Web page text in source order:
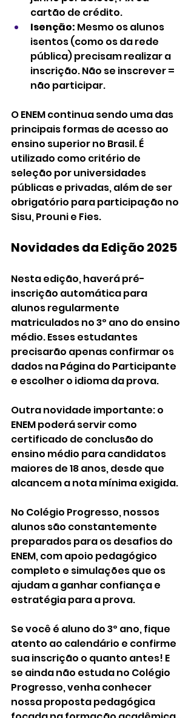
cartão de crédito.
Isenção: Mesmo os alunos
isentos (como os da rede
pública) precisam realizar a
inscrição. Não se inscrever =
não participar.
O ENEM continua sendo uma das
principais formas de acesso ao
ensino superior no Brasil. É
utilizado como critério de
seleção por universidades
públicas e privadas, além de ser
obrigatório para participação no
Sisu, Prouni e Fies.
Novidades da Edição 2025
Nesta edição, haverá pré-
inscrição automática para
alunos regularmente
matriculados no 3º ano do ensino
médio. Esses estudantes
precisarão apenas confirmar os
dados na Página do Participante
e escolher o idioma da prova.
Outra novidade importante: o
ENEM poderá servir como
certificado de conclusão do
ensino médio para candidatos
maiores de 18 anos, desde que
alcancem a nota mínima exigida.
No Colégio Progresso, nossos
alunos são constantemente
preparados para os desafios do
ENEM, com apoio pedagógico
completo e simulações que os
ajudam a ganhar confiança e
estratégia para a prova.
Se você é aluno do 3º ano, fique
atento ao calendário e confirme
sua inscrição o quanto antes! E
se ainda não estuda no Colégio
Progresso, venha conhecer
nossa proposta pedagógica